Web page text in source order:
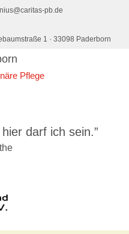
pb.de
1 · 33098 Paderborn
Pflege
darf ich sein.